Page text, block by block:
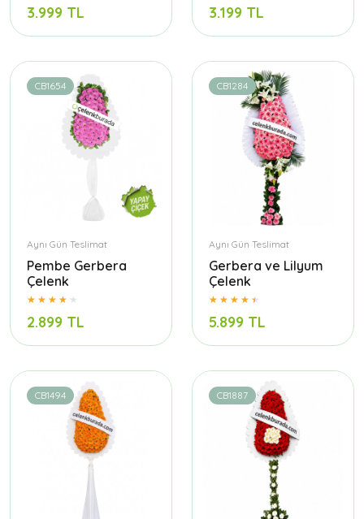
3.999 TL 3.199 TL
CB1654
Aynı Gün Teslimat
Pembe Gerbera
Çelenk
2.899 TL
CB1284
Aynı Gün Teslimat
Gerbera ve Lilyum
Çelenk
5.899 TL
CB1494 CB1887